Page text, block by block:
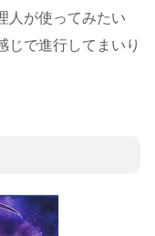
人が使ってみたい
じで進行してまいり